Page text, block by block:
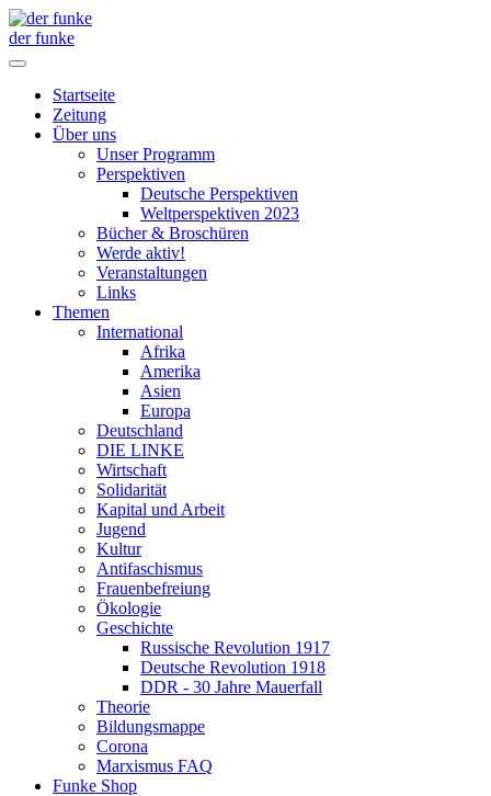
der funke
Startseite
Zeitung
Über uns
Unser Programm
Perspektiven
Deutsche Perspektiven
Weltperspektiven 2023
Bücher & Broschüren
Werde aktiv!
Veranstaltungen
Links
Themen
International
Afrika
Amerika
Asien
Europa
Deutschland
DIE LINKE
Wirtschaft
Solidarität
Kapital und Arbeit
Jugend
Kultur
Antifaschismus
Frauenbefreiung
Ökologie
Geschichte
Russische Revolution 1917
Deutsche Revolution 1918
DDR - 30 Jahre Mauerfall
Theorie
Bildungsmappe
Corona
Marxismus FAQ
Funke Shop